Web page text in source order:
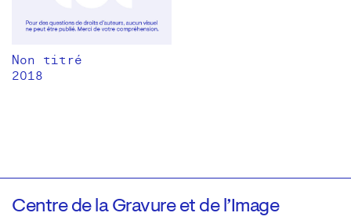
Non titré
2018
Centre de la Gravure et de l’Image